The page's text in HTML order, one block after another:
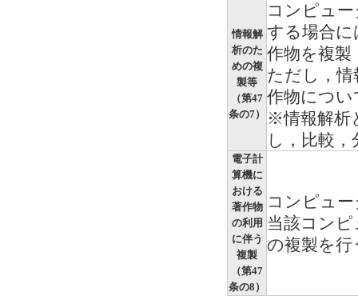
情報解
析のた
めの複
製等
（第47
条の7）
コンピュ
する場合に
作物を複製
ただし，
作物につ
※情報解析
し，比較
電子計
算機に
おける
著作物
の利用
に伴う
複製
（第47
条の8）
コンピュ
当該コン
の複製を